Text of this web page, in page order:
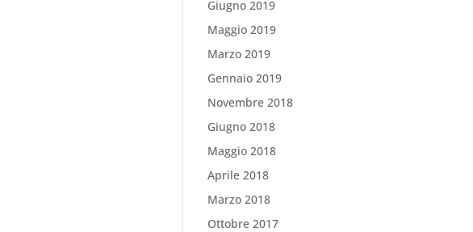
Giugno 2019
Maggio 2019
Marzo 2019
Gennaio 2019
Novembre 2018
Giugno 2018
Maggio 2018
Aprile 2018
Marzo 2018
Ottobre 2017